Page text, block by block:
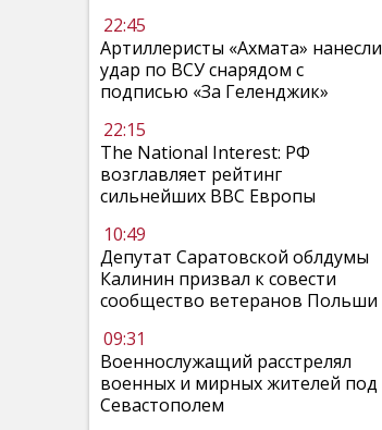
22:45
Артиллеристы «Ахмата» нанесли
удар по ВСУ снарядом с
подписью «За Геленджик»
22:15
The National Interest: РФ
возглавляет рейтинг
сильнейших ВВС Европы
10:49
Депутат Саратовской облдумы
Калинин призвал к совести
сообщество ветеранов Польши
09:31
Военнослужащий расстрелял
военных и мирных жителей под
Севастополем